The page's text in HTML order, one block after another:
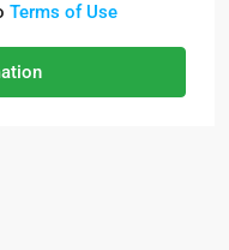
Terms of Use